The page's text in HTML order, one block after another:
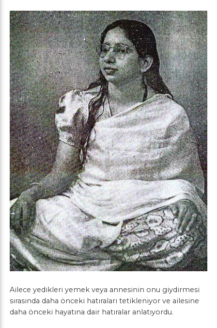
Ailece yedikleri yemek veya annesinin onu giydirmesi
sırasında daha önceki hatıraları tetikleniyor ve ailesine
daha önceki hayatına dair hatıralar anlatıyordu.